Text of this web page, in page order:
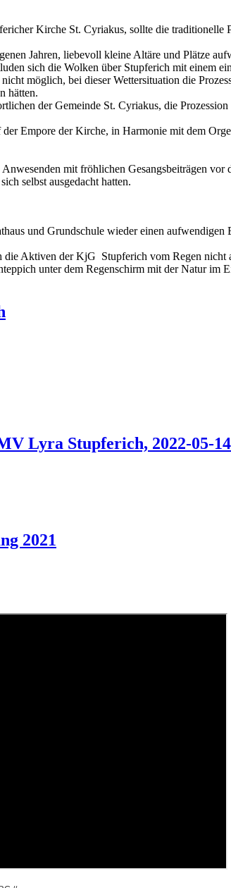
Kirche St. Cyriakus, sollte die traditionelle
Jahren, liebevoll kleine Altäre und Plätze
sich die Wolken über Stupferich mit einem
möglich, bei dieser Wettersituation die
hätten.
der Gemeinde St. Cyriakus, die
Empore der Kirche, in Harmonie mit dem
mit fröhlichen Gesangsbeiträgen vor
selbst ausgedacht hatten.
und Grundschule wieder einen
die Aktiven der KjG Stupferich vom Regen nicht
unter dem Regenschirm mit der Natur im
Lyra Stupferich, 2022-05-14
2021